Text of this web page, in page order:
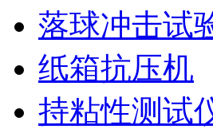
落球冲击试
纸箱抗压机
持粘性测试